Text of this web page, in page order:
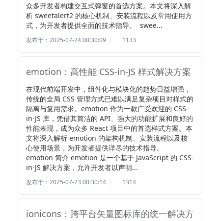
众多开发者构建交互式弹窗的首选方案。本文将深入解
析 sweetalert2 的核心机制、安装流程以及常用使用方
式，为开发者提供全面的技术指导。  swee...
发布于：2025-07-24 00:30:09 1133
emotion：高性能 CSS-in-JS 样式解决方案
在现代前端开发中，组件化与模块化的趋势日益增强，
传统的全局 CSS 管理方式已难以满足复杂项目对样式的
隔离与复用需求。emotion 作为一款广受欢迎的 CSS-
in-JS 库，凭借其简洁的 API、强大的功能扩展和良好的
性能表现，成为众多 React 项目中的首选样式方案。本
文将深入解析 emotion 的架构机制、安装流程以及核
心使用场景，为开发者提供详尽的技术指导。
emotion 简介 emotion 是一个基于 JavaScript 的 CSS-
in-JS 解决方案，允许开发者以声明...
发布于：2025-07-23 00:30:14 1314
ionicons：跨平台矢量图标库的统一解决方